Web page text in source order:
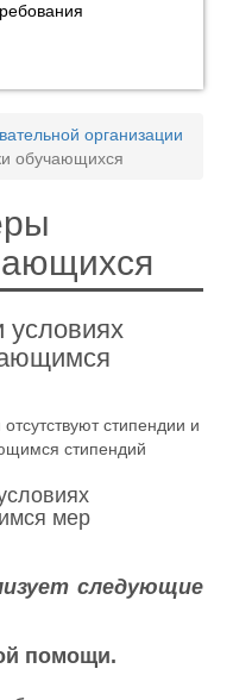
организации
обучающихся
условиях
стипендии и
стипендий
мер
следующие
помощи.